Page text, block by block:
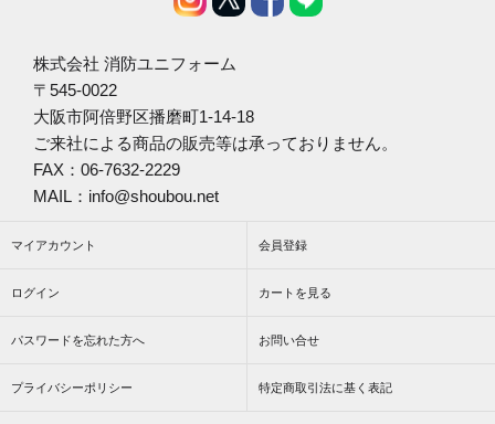
株式会社 消防ユニフォーム
〒545-0022
大阪市阿倍野区播磨町1-14-18
ご来社による商品の販売等は承っておりません。
FAX：06-7632-2229
MAIL：info@shoubou.net
マイアカウント 会員登録
ログイン カートを見る
パスワードを忘れた方へ お問い合せ
プライバシーポリシー 特定商取引法に基く表記